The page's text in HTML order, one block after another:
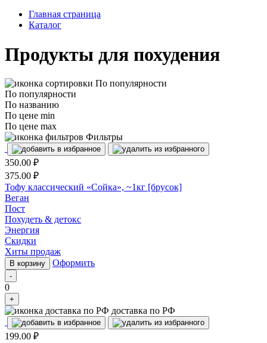
Главная страница
Каталог
Продукты для похудения
По популярности
По популярности
По названию
По цене min
По цене max
Фильтры
350.00 ₽
375.00 ₽
Тофу классический «Сойка», ~1кг [брусок]
Веган
Пост
Похудеть & детокс
Энергия
Скидки
Хиты продаж
В корзину Оформить
-
0
+
доставка по РФ
199.00 ₽